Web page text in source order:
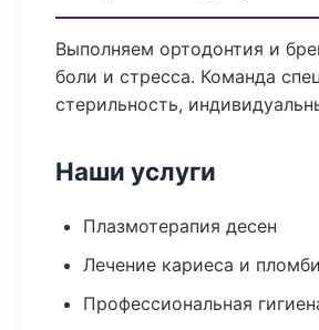
Выполняем ортодонтия и
боли и стресса. Команда
стерильность,
Наши услуги
Плазмотерапия десен
Лечение кариеса и
Профессиональная